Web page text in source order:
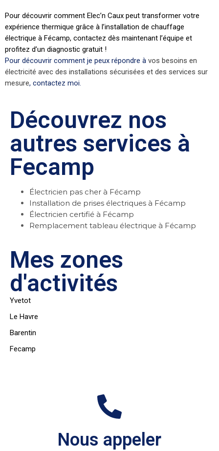
Pour découvrir comment Elec’n Caux peut transformer votre
expérience thermique grâce à l’installation de chauffage
électrique à Fécamp, contactez dès maintenant l’équipe et
profitez d’un diagnostic gratuit !
Pour découvrir comment je peux répondre à vos besoins en
électricité avec des installations sécurisées et des services sur
mesure, contactez moi.
Découvrez nos
autres services à
Fecamp
Électricien pas cher à Fécamp
Installation de prises électriques à Fécamp
Électricien certifié à Fécamp
Remplacement tableau électrique à Fécamp
Mes zones
d'activités
Yvetot
Le Havre
Barentin
Fecamp
Nous appeler